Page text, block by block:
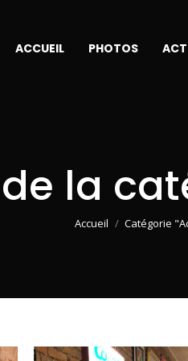
ACCUEIL PHOTOS
la
Vous êtes ici :
Accueil Catégorie